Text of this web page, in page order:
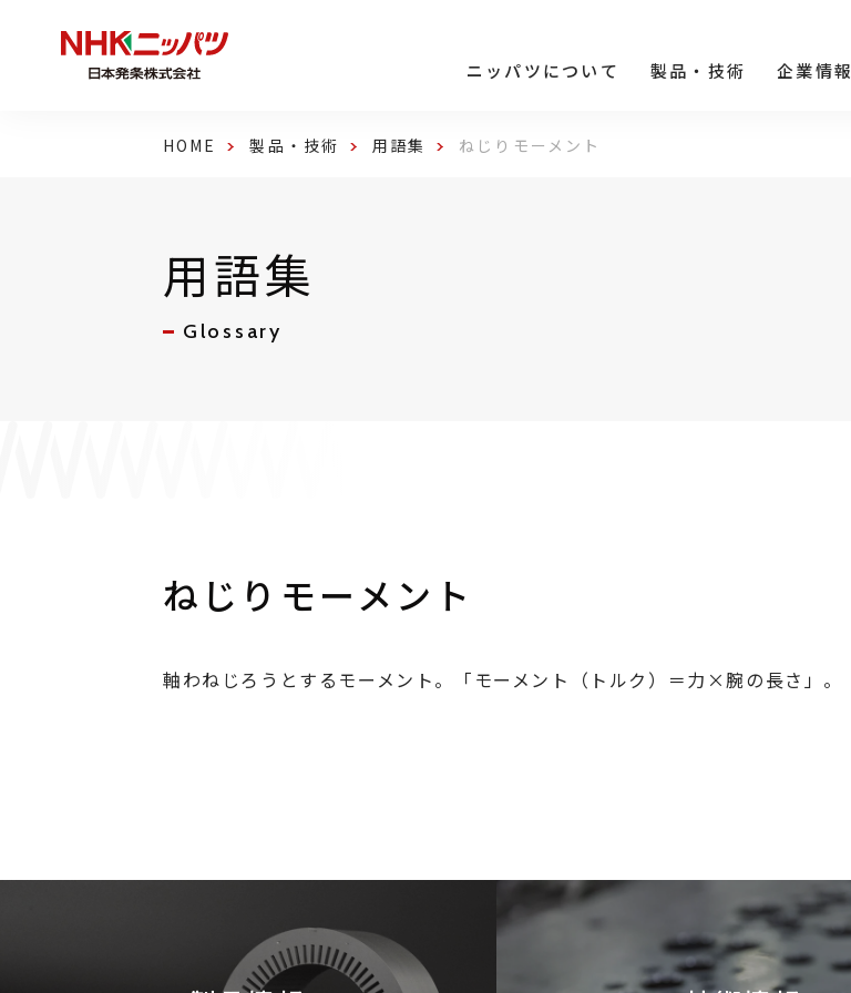
ニッパツについて 製品・技術 企業情報
HOME 製品・技術 用語集 ねじりモーメント
用語集
Glossary
ねじりモーメント
軸わねじろうとするモーメント。「モーメント（トルク）＝力×腕の長さ」。